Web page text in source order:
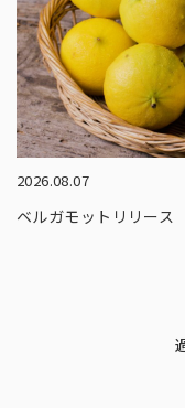
2026.08.07
ベルガモットリリース